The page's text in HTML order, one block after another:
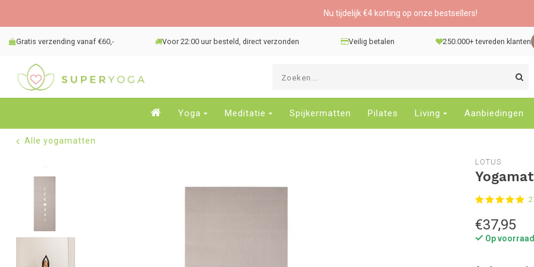
Nu tijdelijk €4 korting op onze bestsellers!
Gratis verzending vanaf €60,- Voor 22:00 uur besteld, direct verzonden Veilig betalen 250.000+ tevreden klanten
Yoga Meditatie Spijkermatten Pilates Living Aanbiedingen
Alle yogamatten
LOTUS
€37,95
Op voorraad